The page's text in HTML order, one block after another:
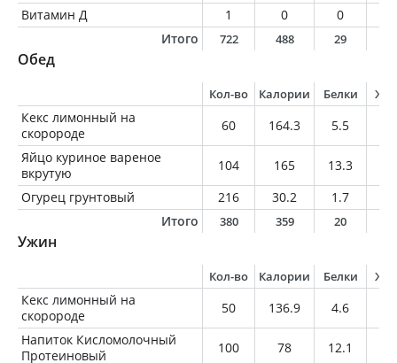
Витамин Д
1 0 0
Итого
722 488 29
Обед
Кол-во Калории Белки
Кекс лимонный на
скоророде
60 164.3 5.5
Яйцо куриное вареное
вкрутую
104 165 13.3
Огурец грунтовый
216 30.2 1.7
Итого
380 359 20
Ужин
Кол-во Калории Белки
Кекс лимонный на
скоророде
50 136.9 4.6
Напиток Кисломолочный
Протеиновый
100 78 12.1